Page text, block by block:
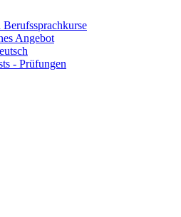
Angebot
- Prüfungen